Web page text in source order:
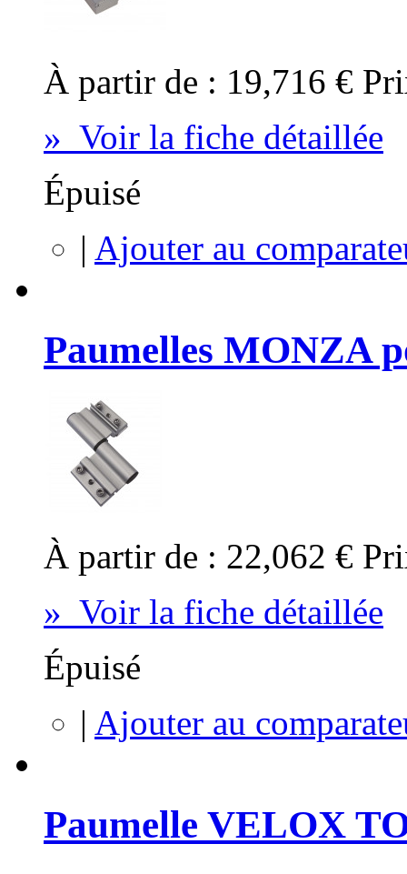
À partir de : 19,716 €
» Voir la fiche détaillée
Épuisé
| Ajouter au
Paumelles MONZA
À partir de : 22,062 €
» Voir la fiche détaillée
Épuisé
| Ajouter au
Paumelle VELOX